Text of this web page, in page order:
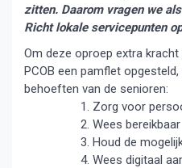
zitten. Daarom vragen we
Richt lokale servicepunten
Om deze oproep extra
PCOB een pamflet
behoeften van de senioren:
Zorg voor
Wees bereikbaar
Houd de
Wees digitaal